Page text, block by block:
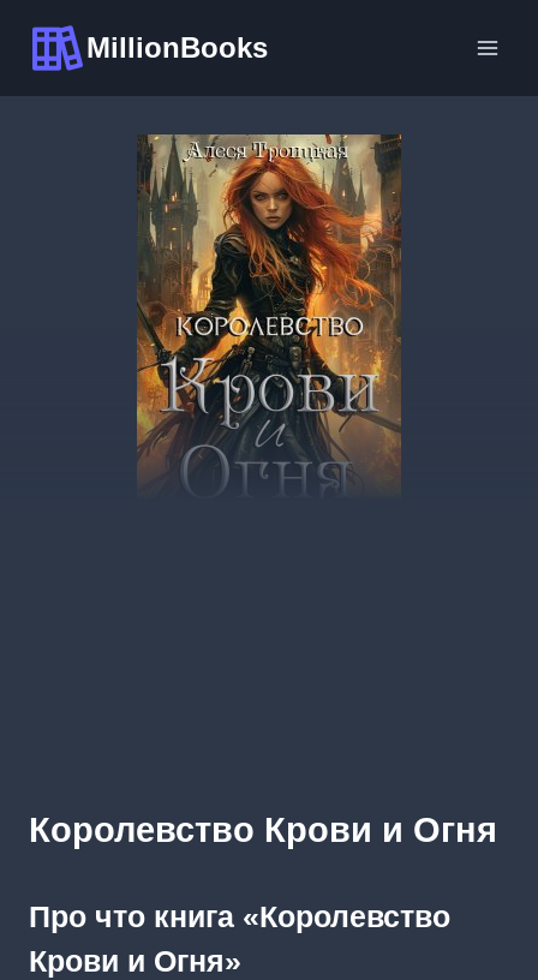
содержимому
MillionBooks
Королевство Крови и Огня
Про что книга «Королевство
Крови и Огня»